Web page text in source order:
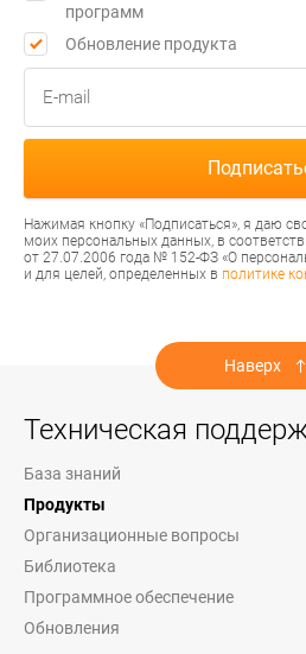
программ
Обновление продукта
Нажимая кнопку «Подписаться», я даю
моих персональных данных, в
от 27.07.2006 года № 152-ФЗ «О
и для целей, определенных в политике
Наверх
Техническая
База знаний
Продукты
Организационные вопросы
Библиотека
Программное обеспечение
Обновления